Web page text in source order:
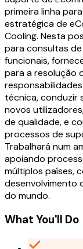
primeira linha
estratégica de
Cooling. Nesta
para consultas
funcionais,
para a resolução
técnica, conduzir
novos
de qualidade, e
processos de
Trabalhará num
apoiando
múltiplos países,
desenvolvimento
do mundo.
What You'll Do